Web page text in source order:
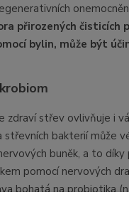
přirozených čisticích
bylin, může být
zdraví střev ovlivňuje i
střevních bakterií může
buněk, a to
pomocí nervových
bohatá na probiotika